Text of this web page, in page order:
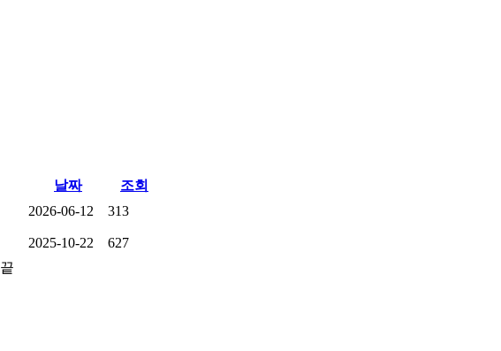
날짜
조회
2026-06-12 313
2025-10-22 627